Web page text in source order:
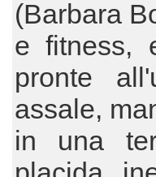
(Barbara
e fitness,
pronte
assale,
in una